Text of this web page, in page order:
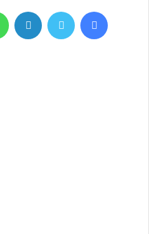
فيسبوك تويتر